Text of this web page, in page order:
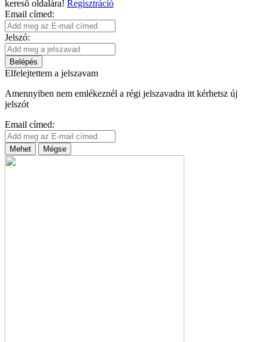
kereső oldalára! Regisztráció
Email címed:
Jelszó:
Belépés
Elfelejtettem a jelszavam
Amennyiben nem emlékeznél a régi jelszavadra itt kérhetsz új
jelszót
Email címed:
Mehet Mégse